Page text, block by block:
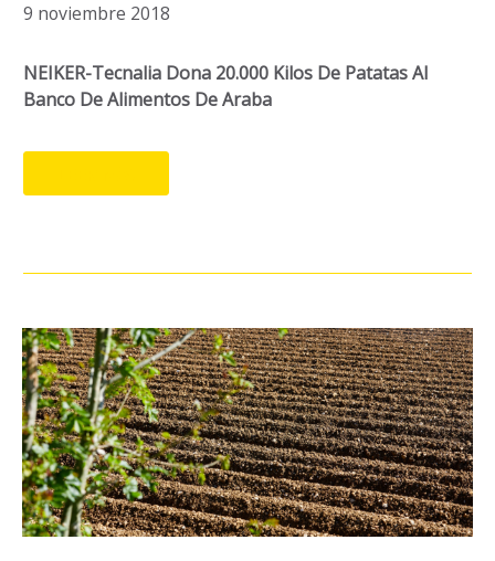
9 noviembre 2018
NEIKER-Tecnalia Dona 20.000 Kilos De Patatas Al
Banco De Alimentos De Araba